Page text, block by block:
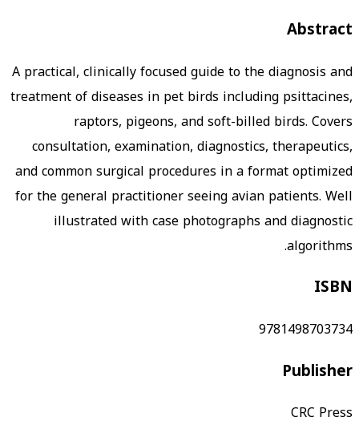
Abstract
A practical, clinically focused guide to the diagnosis and
treatment of diseases in pet birds including psittacines,
raptors, pigeons, and soft-billed birds. Covers
consultation, examination, diagnostics, therapeutics,
and common surgical procedures in a format optimized
for the general practitioner seeing avian patients. Well
illustrated with case photographs and diagnostic
algorithms.
ISBN
9781498703734
Publisher
CRC Press